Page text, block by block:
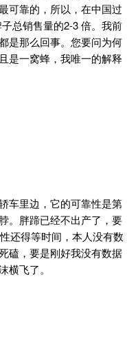
可靠的，所以，在中国过
总销售量的2-3 倍。我前
是那么回事。您要问为何
是一窝蜂，我唯一的解释
车里边，它的可靠性是第
。胖蹄已经不出产了，要
还得等时间，本人没有数
磕，要是刚好我没有数据
横飞了。